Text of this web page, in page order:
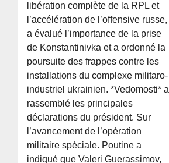
libération complète de la RPL et
l’accélération de l’offensive russe,
a évalué l’importance de la prise
de Konstantinivka et a ordonné la
poursuite des frappes contre les
installations du complexe militaro-
industriel ukrainien. *Vedomosti* a
rassemblé les principales
déclarations du président. Sur
l’avancement de l’opération
militaire spéciale. Poutine a
indiqué que Valeri Guerassimov,